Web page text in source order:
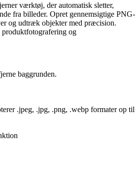
værktøj, der automatisk sletter,
fra billeder. Opret gennemsigtige PNG-
og udtræk objekter med præcision.
og
baggrunden.
.jpeg, .jpg, .png, .webp formater op til